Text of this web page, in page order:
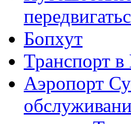
Бопхут
Транспорт в
Аэропорт